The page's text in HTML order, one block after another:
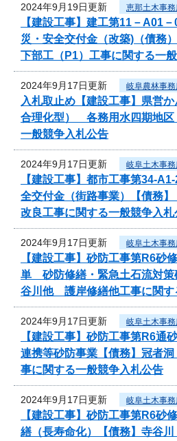
2024年9月19日更新 恵那土木事
【建設工事】建工第11－A01
災・安全交付金（改築)（債務
下部工（P1）工事に関する一
2024年9月17日更新 岐阜農林事
入札取止め【建設工事】県営
合理化型） 各務用水四期地
一般競争入札公告
2024年9月17日更新 岐阜土木事
【建設工事】都市工事第34-
全交付金（街路事業）【債務
改良工事に関する一般競争入札
2024年9月17日更新 岐阜土木事
【建設工事】砂防工事第R6
単 砂防修繕・緊急土石流対策
谷川他 護岸修繕他工事に関す
2024年9月17日更新 岐阜土木事
【建設工事】砂防工事第R6
連携等砂防事業【債務】冠者
事に関する一般競争入札公告
2024年9月17日更新 岐阜土木事
【建設工事】砂防工事第R6
繕（長寿命化）【債務】寺谷